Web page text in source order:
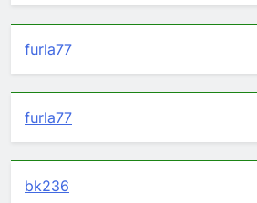
furla77
furla77
bk236